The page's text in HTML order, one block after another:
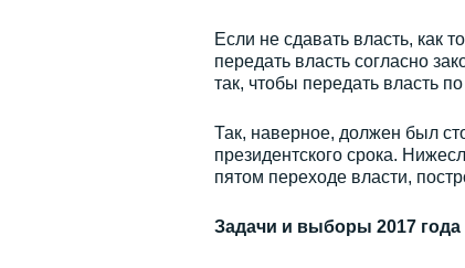
Если не сдавать власть, как
передать власть согласно
так, чтобы передать власть
Так, наверное, должен был
президентского срока.
пятом переходе власти,
Задачи и выборы 2017 года